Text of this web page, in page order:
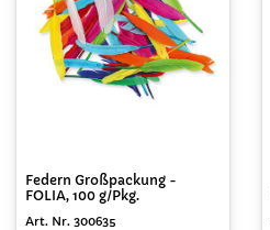
Federn Großpackung -
FOLIA, 100 g/Pkg.
Art. Nr. 300635